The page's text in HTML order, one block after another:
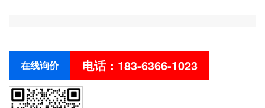
在线询价 电话：183-6366-1023